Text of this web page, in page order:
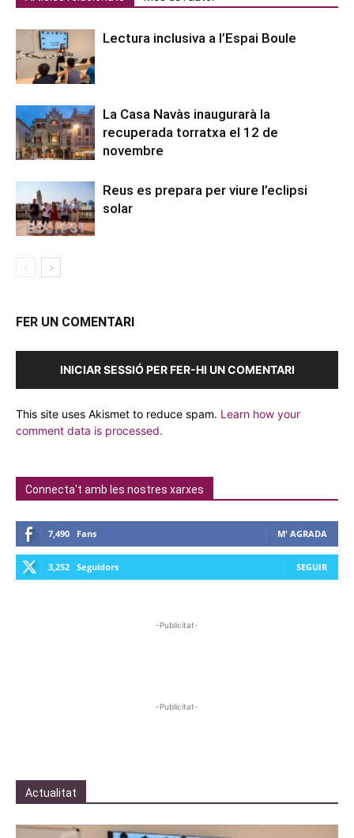
Lectura inclusiva a l’Espai Boule
La Casa Navàs inaugurarà la
recuperada torratxa el 12 de
novembre
Reus es prepara per viure l’eclipsi
solar
FER UN COMENTARI
INICIAR SESSIÓ PER FER-HI UN COMENTARI
This site uses Akismet to reduce spam. Learn how your
comment data is processed.
Connecta't amb les nostres xarxes
7,490 Fans M' AGRADA
3,252 Seguidors SEGUIR
-Publicitat-
-Publicitat-
Actualitat